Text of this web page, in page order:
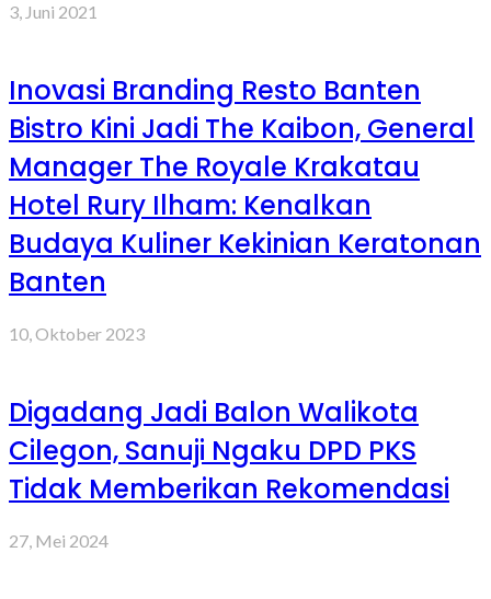
3, Juni 2021
Inovasi Branding Resto Banten
Bistro Kini Jadi The Kaibon, General
Manager The Royale Krakatau
Hotel Rury Ilham: Kenalkan
Budaya Kuliner Kekinian Keratonan
Banten
10, Oktober 2023
Digadang Jadi Balon Walikota
Cilegon, Sanuji Ngaku DPD PKS
Tidak Memberikan Rekomendasi
27, Mei 2024